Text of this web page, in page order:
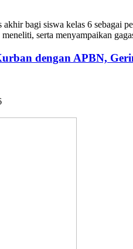
bagi siswa kelas 6 sebagai
serta menyampaikan
dengan APBN,